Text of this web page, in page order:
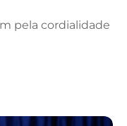
pela cordialidade